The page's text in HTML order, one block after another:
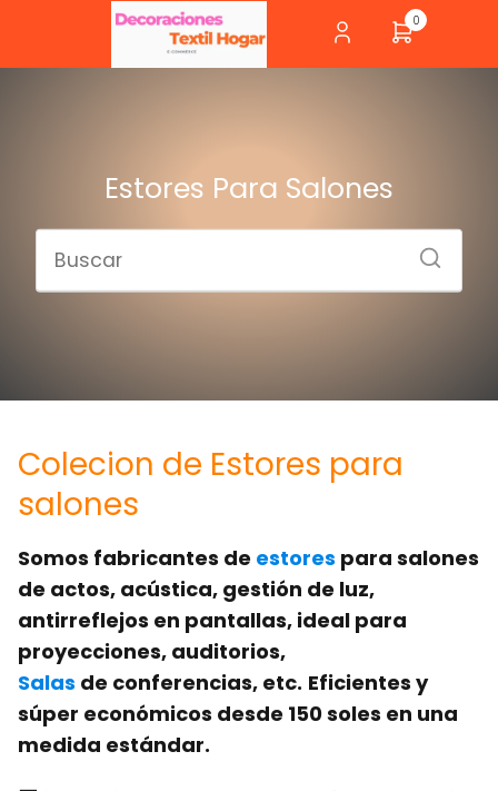
0
Estores Para Salones
Colecion de Estores para
salones
Somos fabricantes de estores para salones
de actos, acústica, gestión de luz,
antirreflejos en pantallas, ideal para
proyecciones, auditorios,
Salas de conferencias, etc. Eficientes y
súper económicos desde 150 soles en una
medida estándar.